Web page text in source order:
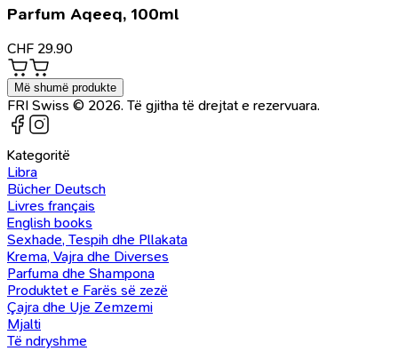
Parfum Aqeeq, 100ml
CHF 29.90
Më shumë produkte
FRI Swiss © 2026. Të gjitha të drejtat e rezervuara.
Kategoritë
Libra
Bücher Deutsch
Livres français
English books
Sexhade, Tespih dhe Pllakata
Krema, Vajra dhe Diverses
Parfuma dhe Shampona
Produktet e Farës së zezë
Çajra dhe Uje Zemzemi
Mjalti
Të ndryshme